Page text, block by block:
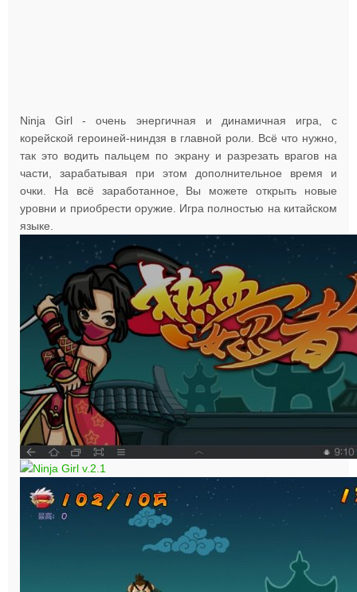
Ninja Girl - очень энергичная и динамичная игра, с
корейской героиней-ниндзя в главной роли. Всё что нужно,
так это водить пальцем по экрану и разрезать врагов на
части, зарабатывая при этом дополнительное время и
очки. На всё заработанное, Вы можете открыть новые
уровни и приобрести оружие. Игра полностью на китайском
языке.